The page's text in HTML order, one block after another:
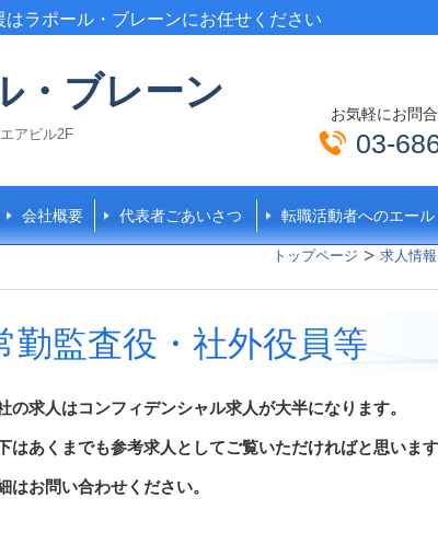
ラポール・ブレーンにお任せください
・ブレーン
アビル2F
お気軽にお問
03-
会社概要 代表者ごあいさつ 転職活動者へのエール
トップページ 求人情報
勤監査役・社外役員等
の求人はコンフィデンシャル求人が大半になります。
はあくまでも参考求人としてご覧いただければと思います
はお問い合わせください。